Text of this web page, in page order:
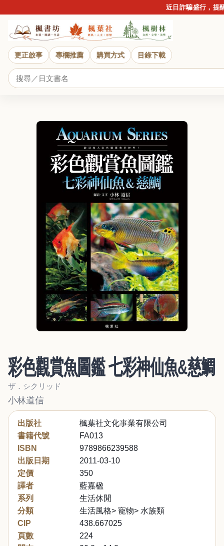
近日詐騙盛行，提醒
更正啟事 專欄推薦 購買方式 目錄下載
彩色觀賞魚圖鑑 七彩神仙魚&慈鯛
ザ．シクリッド
小林道信
出版社
楓葉社文化事業有限公司
書籍代號
FA013
ISBN
9789866239588
出版日期
2011-03-10
定價
350
譯者
藍嘉楹
系列
生活休閒
分類
生活風格> 寵物> 水族類
CIP
438.667025
頁數
224